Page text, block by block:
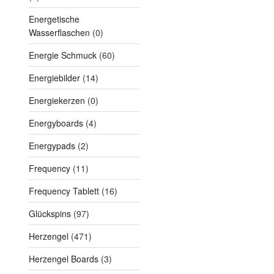
Energetische
Wasserflaschen (0)
Energie Schmuck (60)
Energiebilder (14)
Energiekerzen (0)
Energyboards (4)
Energypads (2)
Frequency (11)
Frequency Tablett (16)
Glückspins (97)
Herzengel (471)
Herzengel Boards (3)